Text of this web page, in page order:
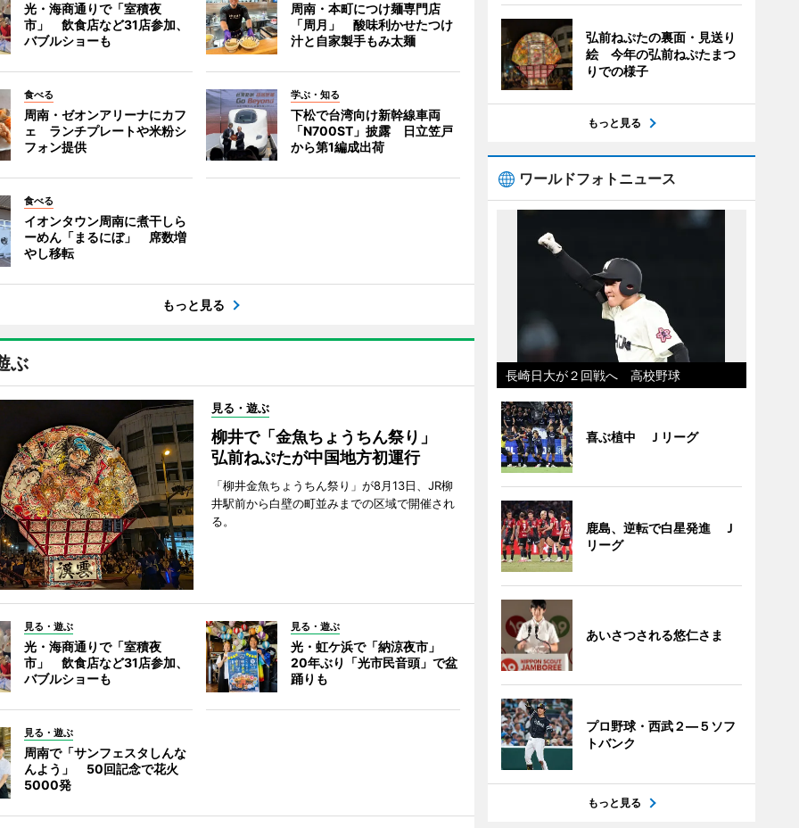
光・海商通りで「室積夜
市」 飲食店など31店参加、
バブルショーも
周南・本町につけ麺専門店
「周月」 酸味利かせたつけ
汁と自家製手もみ太麺
食べる
周南・ゼオンアリーナにカフ
ェ ランチプレートや米粉シ
フォン提供
学ぶ・知る
下松で台湾向け新幹線車両
「N700ST」披露 日立笠戸
から第1編成出荷
食べる
イオンタウン周南に煮干しら
ーめん「まるにぼ」 席数増
やし移転
もっと見る
ぶ
見る・遊ぶ
柳井で「金魚ちょうちん祭り」
弘前ねぷたが中国地方初運行
「柳井金魚ちょうちん祭り」が8月13日、JR柳
井駅前から白壁の町並みまでの区域で開催され
る。
見る・遊ぶ
光・海商通りで「室積夜
市」 飲食店など31店参加、
バブルショーも
見る・遊ぶ
光・虹ケ浜で「納涼夜市」
20年ぶり「光市民音頭」で盆
踊りも
見る・遊ぶ
周南で「サンフェスタしんな
んよう」 50回記念で花火
5000発
弘前ねぷたの裏面・見送り
絵 今年の弘前ねぷたまつ
りでの様子
もっと見る
ワールドフォトニュース
長崎日大が２回戦へ 高校野球
喜ぶ植中 Ｊリーグ
鹿島、逆転で白星発進 Ｊ
リーグ
あいさつされる悠仁さま
プロ野球・西武２―５ソフ
トバンク
もっと見る